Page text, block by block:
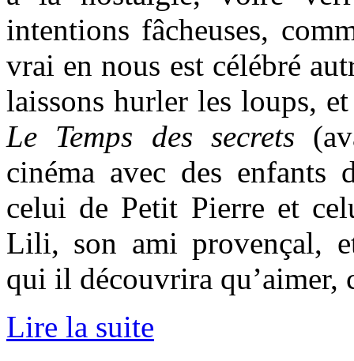
intentions fâcheuses,
vrai en nous est célébré
laissons hurler les loups,
Le Temps des secrets
cinéma avec des enfants
celui de Petit Pierre et
Lili, son ami provençal,
qui il découvrira qu’aimer,
Lire la suite